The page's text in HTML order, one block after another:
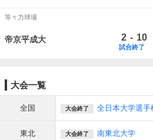
等々力球場
帝京平成大 2 - 10
試合終了
大会一覧
全国 大会終了 全日本大学選手
東北 大会終了 南東北大学